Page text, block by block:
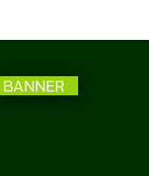
BANNER